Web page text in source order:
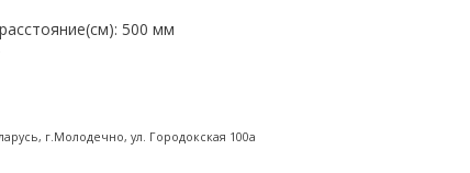
500 мм
г.Молодечно, ул. Городокская 100а